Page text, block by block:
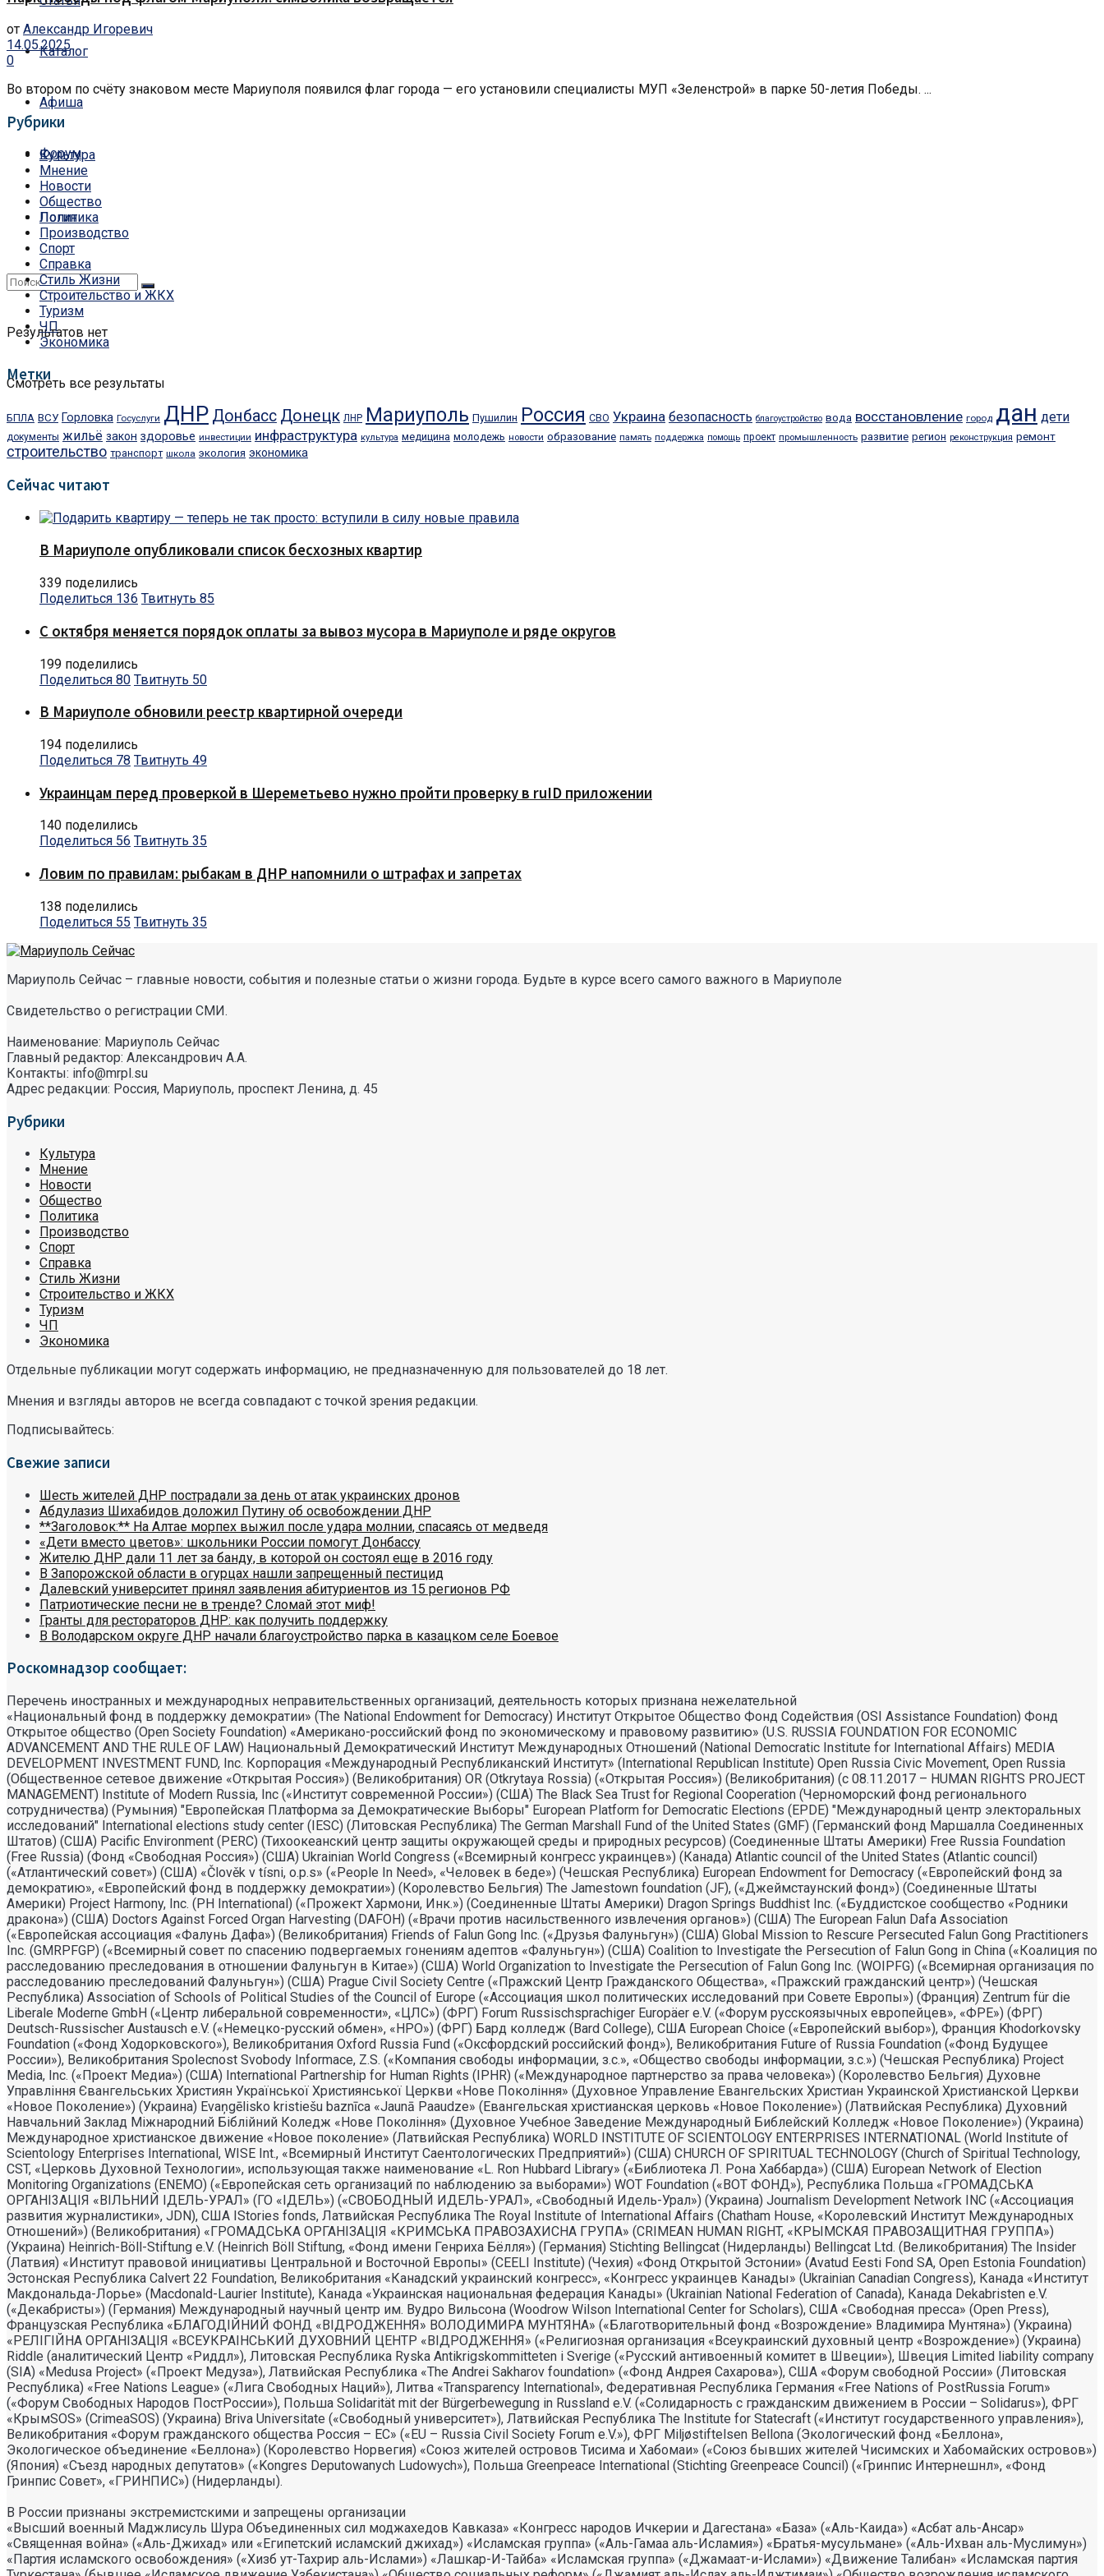
Каталог
Афиша
Форум
Логин
Результатов нет
Смотреть все результаты
от Александр Игоревич
14.05.2025
0
Во втором по счёту знаковом месте Мариуполя появился флаг города — его установили специалисты МУП «Зеленстрой» в парке 50-летия Победы. ...
Рубрики
Культура
Мнение
Новости
Общество
Политика
Производство
Спорт
Справка
Стиль Жизни
Строительство и ЖКХ
Туризм
ЧП
Экономика
Метки
БПЛА ВСУ Горловка Госуслуги ДНР Донбасс Донецк ЛНР Мариуполь Пушилин Россия СВО Украина безопасность благоустройство вода восстановление город дан дети
документы жильё закон здоровье инвестиции инфраструктура культура медицина молодежь новости образование память поддержка помощь проект промышленность развитие регион реконструкция ремонт
строительство транспорт школа экология экономика
Сейчас читают
В Мариуполе опубликовали список бесхозных квартир
339 поделились
Поделиться 136 Твитнуть 85
С октября меняется порядок оплаты за вывоз мусора в Мариуполе и ряде округов
199 поделились
Поделиться 80 Твитнуть 50
В Мариуполе обновили реестр квартирной очереди
194 поделились
Поделиться 78 Твитнуть 49
Украинцам перед проверкой в Шереметьево нужно пройти проверку в ruID приложении
140 поделились
Поделиться 56 Твитнуть 35
Ловим по правилам: рыбакам в ДНР напомнили о штрафах и запретах
138 поделились
Поделиться 55 Твитнуть 35
Мариуполь Сейчас – главные новости, события и полезные статьи о жизни города. Будьте в курсе всего самого важного в Мариуполе
Свидетельство о регистрации СМИ.
Наименование: Мариуполь Сейчас
Главный редактор: Александрович А.А.
Контакты: info@mrpl.su
Адрес редакции: Россия, Мариуполь, проспект Ленина, д. 45
Рубрики
Культура
Мнение
Новости
Общество
Политика
Производство
Спорт
Справка
Стиль Жизни
Строительство и ЖКХ
Туризм
ЧП
Экономика
Отдельные публикации могут содержать информацию, не предназначенную для пользователей до 18 лет.
Мнения и взгляды авторов не всегда совпадают с точкой зрения редакции.
Подписывайтесь:
Свежие записи
Шесть жителей ДНР пострадали за день от атак украинских дронов
Абдулазиз Шихабидов доложил Путину об освобождении ДНР
**Заголовок:** На Алтае морпех выжил после удара молнии, спасаясь от медведя
«Дети вместо цветов»: школьники России помогут Донбассу
Жителю ДНР дали 11 лет за банду, в которой он состоял еще в 2016 году
В Запорожской области в огурцах нашли запрещенный пестицид
Далевский университет принял заявления абитуриентов из 15 регионов РФ
Патриотические песни не в тренде? Сломай этот миф!
Гранты для рестораторов ДНР: как получить поддержку
В Володарском округе ДНР начали благоустройство парка в казацком селе Боевое
Роскомнадзор сообщает:
Перечень иностранных и международных неправительственных организаций, деятельность которых признана нежелательной
«Национальный фонд в поддержку демократии» (The National Endowment for Democracy) Институт Открытое Общество Фонд Содействия (OSI Assistance Foundation) Фонд
Открытое общество (Open Society Foundation) «Американо-российский фонд по экономическому и правовому развитию» (U.S. RUSSIA FOUNDATION FOR ECONOMIC
ADVANCEMENT AND THE RULE OF LAW) Национальный Демократический Институт Международных Отношений (National Democratic Institute for International Affairs) MEDIA
DEVELOPMENT INVESTMENT FUND, Inc. Корпорация «Международный Республиканский Институт» (International Republican Institute) Open Russia Civic Movement, Open Russia
(Общественное сетевое движение «Открытая Россия») (Великобритания) OR (Otkrytaya Rossia) («Открытая Россия») (Великобритания) (с 08.11.2017 – HUMAN RIGHTS PROJECT
MANAGEMENT) Institute of Modern Russia, Inc («Институт современной России») (США) The Black Sea Trust for Regional Cooperation (Черноморский фонд регионального
сотрудничества) (Румыния) "Европейская Платформа за Демократические Выборы" European Platform for Democratic Elections (EPDE) "Международный центр электоральных
исследований" International elections study center (IESC) (Литовская Республика) The German Marshall Fund of the United States (GMF) (Германский фонд Маршалла Соединенных
Штатов) (США) Pacific Environment (PERC) (Тихоокеанский центр защиты окружающей среды и природных ресурсов) (Соединенные Штаты Америки) Free Russia Foundation
(Free Russia) (Фонд «Свободная Россия») (США) Ukrainian World Congress («Всемирный конгресс украинцев») (Канада) Atlantic council of the United States (Atlantic council)
(«Атлантический совет») (США) «Člověk v tísni, o.p.s» («People In Need», «Человек в беде») (Чешская Республика) European Endowment for Democracy («Европейский фонд за
демократию», «Европейский фонд в поддержку демократии») (Королевство Бельгия) The Jamestown foundation (JF), («Джеймстаунский фонд») (Соединенные Штаты
Америки) Project Harmony, Inc. (PH International) («Прожект Хармони, Инк.») (Соединенные Штаты Америки) Dragon Springs Buddhist Inc. («Буддистское сообщество «Родники
дракона») (США) Doctors Against Forced Organ Harvesting (DAFOH) («Врачи против насильственного извлечения органов») (США) The European Falun Dafa Association
(«Европейская ассоциация «Фалунь Дафа») (Великобритания) Friends of Falun Gong Inc. («Друзья Фалуньгун») (США) Global Mission to Rescure Persecuted Falun Gong Practitioners
Inc. (GMRPFGP) («Всемирный совет по спасению подвергаемых гонениям адептов «Фалуньгун») (США) Coalition to Investigate the Persecution of Falun Gong in China («Коалиция по
расследованию преследования в отношении Фалуньгун в Китае») (США) World Organization to Investigate the Persecution of Falun Gong Inc. (WOIPFG) («Всемирная организация по
расследованию преследований Фалуньгун») (США) Prague Civil Society Centre («Пражский Центр Гражданского Общества», «Пражский гражданский центр») (Чешская
Республика) Association of Schools of Political Studies of the Council of Europe («Ассоциация школ политических исследований при Совете Европы») (Франция) Zentrum für die
Liberale Moderne GmbH («Центр либеральной современности», «ЦЛС») (ФРГ) Forum Russischsprachiger Europäer e.V. («Форум русскоязычных европейцев», «ФРЕ») (ФРГ)
Deutsch-Russischer Austausch e.V. («Немецко-русский обмен», «НРО») (ФРГ) Бард колледж (Bard College), США European Choice («Европейский выбор»), Франция Khodorkovsky
Foundation («Фонд Ходорковского»), Великобритания Oxford Russia Fund («Оксфордский российский фонд»), Великобритания Future of Russia Foundation («Фонд Будущее
России»), Великобритания Spolecnost Svobody Informace, Z.S. («Компания свободы информации, з.с.», «Общество свободы информации, з.с.») (Чешская Республика) Project
Media, Inc. («Проект Медиа») (США) International Partnership for Human Rights (IPHR) («Международное партнерство за права человека») (Королевство Бельгия) Духовне
Управлiння Євангельських Християн Української Християнської Церкви «Нове Поколiння» (Духовное Управление Евангельских Христиан Украинской Христианской Церкви
«Новое Поколение») (Украина) Evaņgēlisko kristiešu baznīca «Jaunā Paaudze» (Евангельская христианская церковь «Новое Поколение») (Латвийская Республика) Духовний
Навчальний Заклад Міжнародний Біблійний Коледж «Нове Покоління» (Духовное Учебное Заведение Международный Библейский Колледж «Новое Поколение») (Украина)
Международное христианское движение «Новое поколение» (Латвийская Республика) WORLD INSTITUTE OF SCIENTOLOGY ENTERPRISES INTERNATIONAL (World Institute of
Scientology Enterprises International, WISE Int., «Всемирный Институт Саентологических Предприятий») (США) CHURCH OF SPIRITUAL TECHNOLOGY (Church of Spiritual Technology,
CST, «Церковь Духовной Технологии», использующая также наименование «L. Ron Hubbard Library» («Библиотека Л. Рона Хаббарда») (США) European Network of Election
Monitoring Organizations (ENEMO) («Европейская сеть организаций по наблюдению за выборами») WOT Foundation («ВОТ ФОНД»), Республика Польша «ГРОМАДСЬКА
ОРГАНI3АЦIЯ «ВIЛЬНИЙ IДЕЛЬ-УРАЛ» (ГО «IДЕЛЬ») («СВОБОДНЫЙ ИДЕЛЬ-УРАЛ», «Свободный Идель-Урал») (Украина) Journalism Development Network INC («Ассоциация
развития журналистики», JDN), США IStories fonds, Латвийская Республика The Royal Institute of International Affairs (Chatham House, «Королевский Институт Международных
Отношений») (Великобритания) «ГРОМАДСЬКА ОРГАНIЗАЦIЯ «КРИМСЬКА ПРАВОЗАХИСНА ГРУПА» (CRIMEAN HUMAN RIGHT, «КРЫМСКАЯ ПРАВОЗАЩИТНАЯ ГРУППА»)
(Украина) Heinrich-Böll-Stiftung e.V. (Heinrich Böll Stiftung, «Фонд имени Генриха Бёлля») (Германия) Stichting Bellingcat (Нидерланды) Bellingcat Ltd. (Великобритания) The Insider
(Латвия) «Институт правовой инициативы Центральной и Восточной Европы» (CEELI Institute) (Чехия) «Фонд Открытой Эстонии» (Avatud Eesti Fond SA, Open Estonia Foundation)
Эстонская Республика Calvert 22 Foundation, Великобритания «Канадский украинский конгресс», «Конгресс украинцев Канады» (Ukrainian Canadian Congress), Канада «Институт
Макдональда-Лорье» (Macdonald-Laurier Institute), Канада «Украинская национальная федерация Канады» (Ukrainian National Federation of Canada), Канада Dekabristen e.V.
(«Декабристы») (Германия) Международный научный центр им. Вудро Вильсона (Woodrow Wilson International Center for Scholars), США «Свободная пресса» (Open Press),
Французская Республика «БЛАГОДIЙНИЙ ФОНД «ВIДРОДЖЕННЯ» ВОЛОДИМИРА МУНТЯНА» («Благотворительный фонд «Возрождение» Владимира Мунтяна») (Украина)
«РЕЛIГIЙНА ОРГАНIЗАЦIЯ «ВСЕУКРАIНСЬКИЙ ДУХОВНИЙ ЦЕНТР «ВIДРОДЖЕННЯ» («Религиозная организация «Всеукраинский духовный центр «Возрождение») (Украина)
Riddle (аналитический Центр «Риддл»), Литовская Республика Ryska Antikrigskommitteten i Sverige («Русский антивоенный комитет в Швеции»), Швеция Limited liability company
(SIA) «Medusa Project» («Проект Медуза»), Латвийская Республика «The Andrei Sakharov foundation» («Фонд Андрея Сахарова»), США «Форум свободной России» (Литовская
Республика) «Free Nations League» («Лига Свободных Наций»), Литва «Transparеncy International», Федеративная Республика Германия «Free Nations of PostRussia Forum»
(«Форум Свободных Народов ПостРоссии»), Польша Solidarität mit der Bürgerbewegung in Russland e.V. («Солидарность с гражданским движением в России – Solidarus»), ФРГ
«КрымSOS» (CrimeaSOS) (Украина) Briva Universitate («Свободный университет»), Латвийская Республика The Institute for Statecraft («Институт государственного управления»),
Великобритания «Форум гражданского общества Россия – ЕС» («EU – Russia Civil Society Forum e.V.»), ФРГ Miljøstiftelsen Bellona (Экологический фонд «Беллона»,
Экологическое объединение «Беллона») (Королевство Норвегия) «Союз жителей островов Тисима и Хабомаи» («Союз бывших жителей Чисимских и Хабомайских островов»)
(Япония) «Съезд народных депутатов» («Kongres Deputowanych Ludowych»), Польша Greenpeace International (Stichting Greenpeace Council) («Гринпис Интернешнл», «Фонд
Гринпис Совет», «ГРИНПИС») (Нидерланды).
В России признаны экстремистскими и запрещены организации
«Высший военный Маджлисуль Шура Объединенных сил моджахедов Кавказа» «Конгресс народов Ичкерии и Дагестана» «База» («Аль-Каида») «Асбат аль-Ансар»
«Священная война» («Аль-Джихад» или «Египетский исламский джихад») «Исламская группа» («Аль-Гамаа аль-Исламия») «Братья-мусульмане» («Аль-Ихван аль-Муслимун»)
«Партия исламского освобождения» («Хизб ут-Тахрир аль-Ислами») «Лашкар-И-Тайба» «Исламская группа» («Джамаат-и-Ислами») «Движение Талибан» «Исламская партия